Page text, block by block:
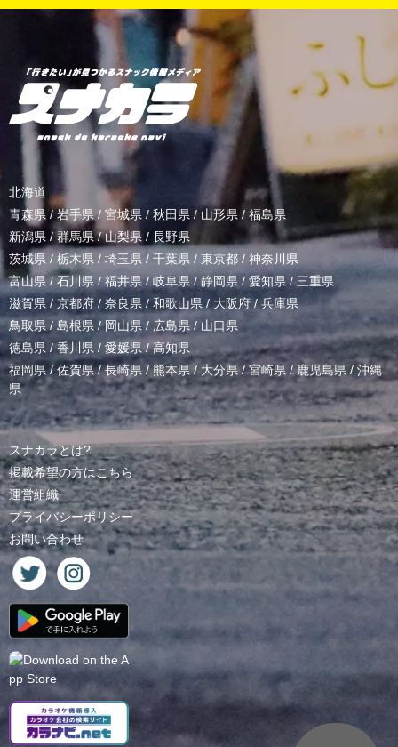
北海道
青森県 / 岩手県/ 宮城県 / 秋田県 / 山形県/ 福島県
新潟県 /群馬県/山梨県 / 長野県
茨城県 / 栃木県 / 埼玉県 / 千葉県 / 東京都 / 神奈川県
富山県 /石川県/福井県/岐阜県 / 静岡県 / 愛知県 / 三重県
滋賀県 / 京都府 / 奈良県 / 和歌山県/ 大阪府 /兵庫県
鳥取県/ 島根県 /岡山県/ 広島県 / 山口県
徳島県 /香川県 / 愛媛県/高知県
福岡県/佐賀県/長崎県 /熊本県/ 大分県/宮崎県 /鹿児島県 / 沖縄
県
スナカラとは?
掲載希望の方はこちら
運営組織
プライバシーポリシー
お問い合わせ